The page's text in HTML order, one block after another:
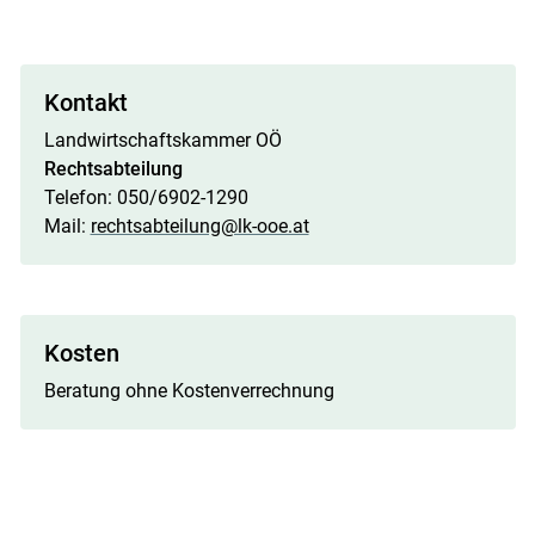
Kontakt
Landwirtschaftskammer OÖ
Rechtsabteilung
Telefon: 050/6902-1290
Mail: rechtsabteilung@lk-ooe.at
Kosten
Beratung ohne Kostenverrechnung